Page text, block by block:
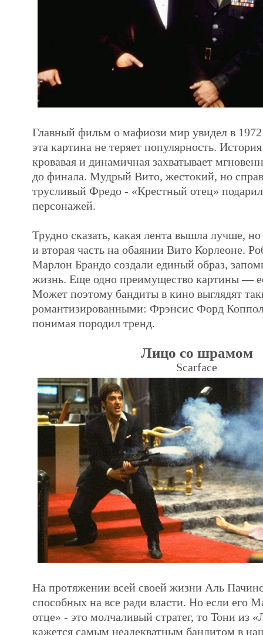
Главный фильм о мафиози мир увидел в 1972
эта картина не теряет популярность.
кровавая и динамичная захватывает
до финала. Мудрый Вито, жестокий, но
трусливый Фредо - «Крестный отец»
персонажей.
Трудно сказать, какая лента вышла лучше,
и вторая часть на обаянии Вито Корлеоне.
Марлон Брандо создали единый образ,
жизнь. Еще одно преимущество картины —
Может поэтому бандиты в кино выглядят
романтизированными: Фрэнсис Форд
понимая породил тренд.
Лицо со шрамом
Scarface
На протяжении всей своей жизни Аль
способных на все ради власти. Но если его
отце» - это молчаливый стратег, то Тони из
кажется самым неадекватным бандитом в